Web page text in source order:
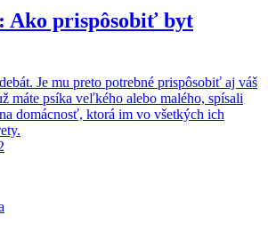
Ako prispôsobiť byt
Je mu preto potrebné prispôsobiť aj váš
máte psíka veľkého alebo malého, spísali
domácnosť, ktorá im vo všetkých ich